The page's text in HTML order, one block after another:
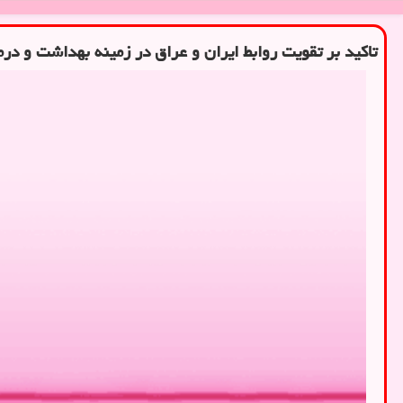
تاکید بر تقویت روابط ایران و عراق در زمینه بهداشت و